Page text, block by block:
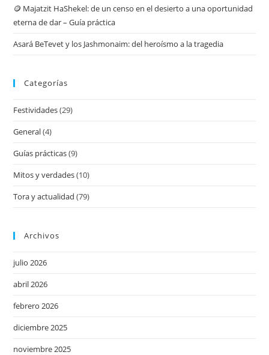
🪙 Majatzit HaShekel: de un censo en el desierto a una oportunidad
eterna de dar – Guía práctica
Asará BeTevet y los Jashmonaim: del heroísmo a la tragedia
Categorías
Festividades(29)
General(4)
Guías prácticas(9)
Mitos y verdades(10)
Tora y actualidad (79)
Archivos
julio 2026
abril 2026
febrero 2026
diciembre 2025
noviembre 2025